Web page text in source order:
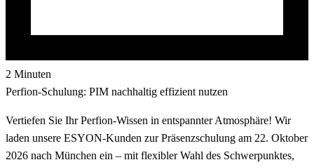
2 Minuten
Perfion-Schulung: PIM nachhaltig effizient nutzen
Vertiefen Sie Ihr Perfion-Wissen in entspannter Atmosphäre! Wir
laden unsere ESYON-Kunden zur Präsenzschulung am 22. Oktober
2026 nach München ein – mit flexibler Wahl des Schwerpunktes,